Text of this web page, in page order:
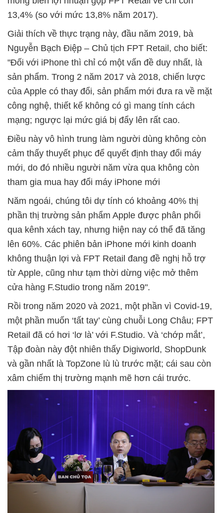
13,4% (so với mức 13,8% năm 2017).
Giải thích về thực trạng này, đầu năm 2019, bà
Nguyễn Bạch Điệp – Chủ tịch FPT Retail, cho biết:
"Đối với iPhone thì chỉ có một vấn đề duy nhất, là
sản phẩm. Trong 2 năm 2017 và 2018, chiến lược
của Apple có thay đổi, sản phẩm mới đưa ra về mặt
công nghệ, thiết kế không có gì mang tính cách
mạng; ngược lại mức giá bị đẩy lên rất cao.
Điều này vô hình trung làm người dùng không còn
cảm thấy thuyết phục để quyết định thay đổi máy
mới, do đó nhiều người năm vừa qua không còn
tham gia mua hay đổi máy iPhone mới
Năm ngoái, chúng tôi dự tính có khoảng 40% thị
phần thị trường sản phẩm Apple được phân phối
qua kênh xách tay, nhưng hiện nay có thể đã tăng
lên 60%. Các phiên bản iPhone mới kinh doanh
không thuận lợi và FPT Retail đang đề nghị hỗ trợ
từ Apple, cũng như tạm thời dừng việc mở thêm
cửa hàng F.Studio trong năm 2019".
Rồi trong năm 2020 và 2021, một phần vì Covid-19,
một phần muốn ‘tất tay’ cùng chuỗi Long Châu; FPT
Retail đã có hơi ‘lơ là’ với F.Studio. Và ‘chớp mắt’,
Tập đoàn này đột nhiên thấy Digiworld, ShopDunk
và gần nhất là TopZone lù lù trước mặt; cái sau còn
xâm chiếm thị trường mạnh mẽ hơn cái trước.